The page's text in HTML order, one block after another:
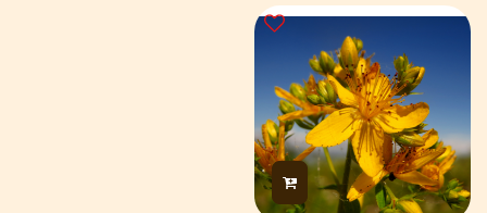
ממוצה בעדינות לתוך שמן חוחובה טהור, שמן
בסיס יוקרתי המעניק ספיגה אופטימלית והזנה
עשירה מבלי להותיר תחושת שמנוניות. שילוב זה
יוצר "סרום הצלה" טבעי, רב-תכליתי, המציע מגוון
עצום של יתרונות קוסמטיים: 1. כוח ריפוי ושיקום
עוצמתי (Healing & Repair) זהו היתרון המרכזי
והמפורסם ביותר של דם הדרקון. השרף מכיל
אלקלואיד בשם טאספין (Taspine), אשר הוכח
מחקרית כמסייע בזירוז תהליכי ריפוי העור. איחוי
פצעים וחתכים: השמן פועל כמחסום הגנה טבעי
("עור שני") ומסייע לעור להחלים מהר יותר. טיפול
בצלקות ופצעי בגרות (אקנה): הוא מעודד בנייה
מחודשת של רקמות בריאות ומפחית הופעת
צלקות וסימני מתיחה. הקלה על גירויים: יעיל
במיוחד להרגעת עור מגורה, אדמומי, כוויות קלות
ואזורים דלקתיים. 2. הגנה אנטי-אייג'ינג רדיקלית
(Anti-Aging) שמן דם הדרקון הוא אחד מנוגדי
החמצון (אנטי-אוקסידנטים) החזקים ביותר בטבע.